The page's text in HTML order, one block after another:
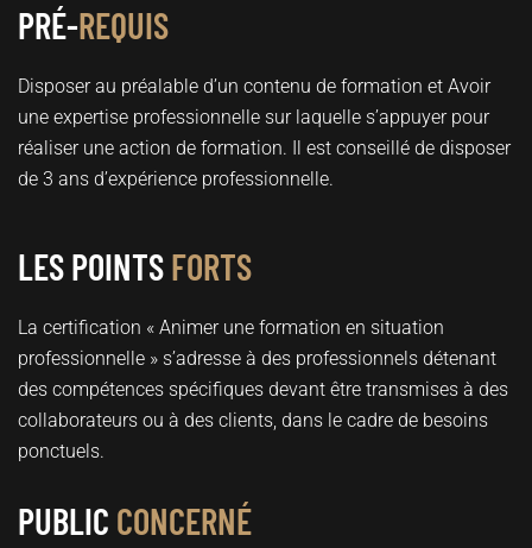
PRÉ-REQUIS
Disposer au préalable d’un contenu de formation et Avoir
une expertise professionnelle sur laquelle s’appuyer pour
réaliser une action de formation. Il est conseillé de disposer
de 3 ans d’expérience professionnelle.
LES POINTSFORTS
La certification « Animer une formation en situation
professionnelle » s’adresse à des professionnels détenant
des compétences spécifiques devant être transmises à des
collaborateurs ou à des clients, dans le cadre de besoins
ponctuels.
PUBLIC CONCERNÉ